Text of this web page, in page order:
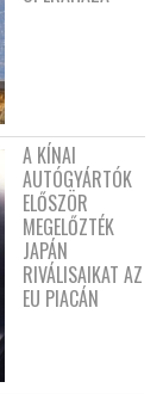
A KÍNAI
AUTÓGYÁRTÓK
ELŐSZÖR
MEGELŐZTÉK
JAPÁN
RIVÁLISAIKAT AZ
EU PIACÁN